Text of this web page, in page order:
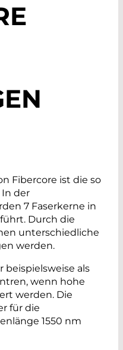
Fibercore ist die so
der
7 Faserkerne in
Durch die
unterschiedliche
werden.
beispielsweise als
wenn hohe
werden. Die
für die
1550 nm